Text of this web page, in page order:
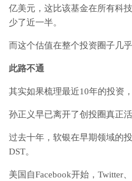
亿美元，这比该基金在所有科
少了近一半。
而这个估值在整个投资圈子几
此路不通
其实如果梳理最近10年的投资
孙正义早已离开了创投圈真正活
过去十年，软银在早期领域的
DST。
美国自Facebook开始，Twitter